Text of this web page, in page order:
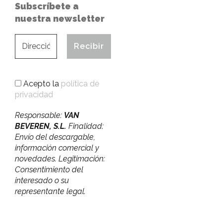
Subscríbete a
nuestra newsletter
Acepto la política de
privacidad
Responsable: VAN
BEVEREN, S.L. Finalidad:
Envío del descargable,
información comercial y
novedades. Legitimación:
Consentimiento del
interesado o su
representante legal.